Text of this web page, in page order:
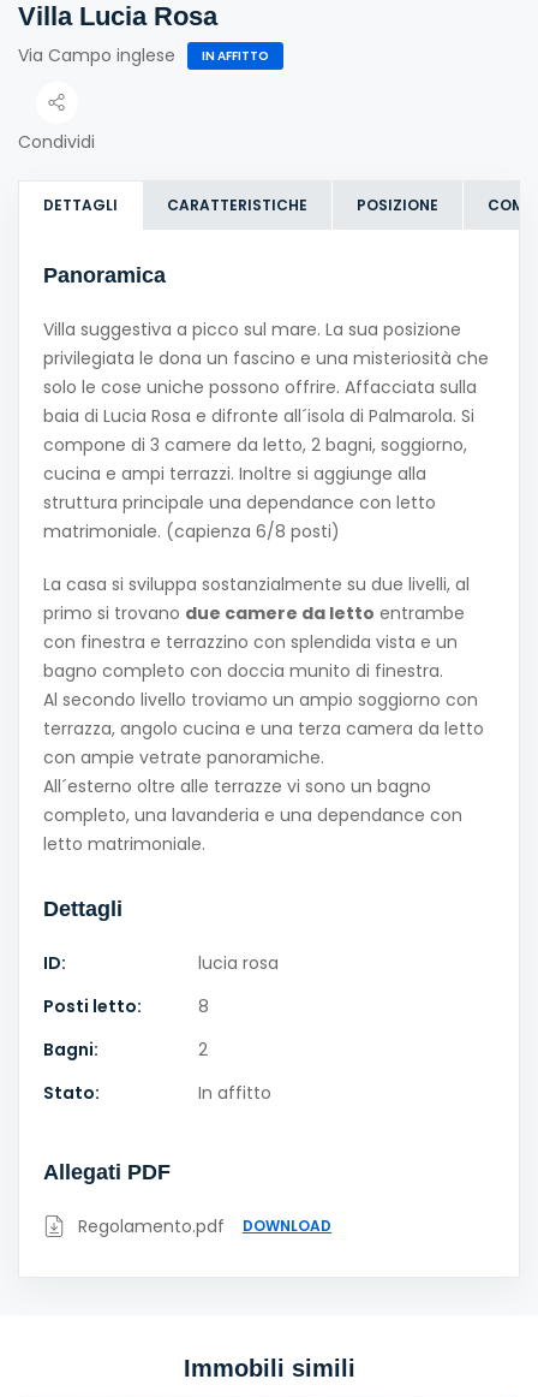
Villa Lucia Rosa
Via Campo inglese IN AFFITTO
Condividi
DETTAGLI CARATTERISTICHE POSIZIONE COME
Panoramica
Villa suggestiva a picco sul mare. La sua posizione
privilegiata le dona un fascino e una misteriosità che
solo le cose uniche possono offrire. Affacciata sulla
baia di Lucia Rosa e difronte all´isola di Palmarola. Si
compone di 3 camere da letto, 2 bagni, soggiorno,
cucina e ampi terrazzi. Inoltre si aggiunge alla
struttura principale una dependance con letto
matrimoniale. (capienza 6/8 posti)
La casa si sviluppa sostanzialmente su due livelli, al
primo si trovano due camere da letto entrambe
con finestra e terrazzino con splendida vista e un
bagno completo con doccia munito di finestra.
Al secondo livello troviamo un ampio soggiorno con
terrazza, angolo cucina e una terza camera da letto
con ampie vetrate panoramiche.
All´esterno oltre alle terrazze vi sono un bagno
completo, una lavanderia e una dependance con
letto matrimoniale.
Dettagli
ID:
lucia rosa
Posti letto:
8
Bagni:
2
Stato:
In affitto
Allegati PDF
Regolamento.pdf DOWNLOAD
Immobili simili